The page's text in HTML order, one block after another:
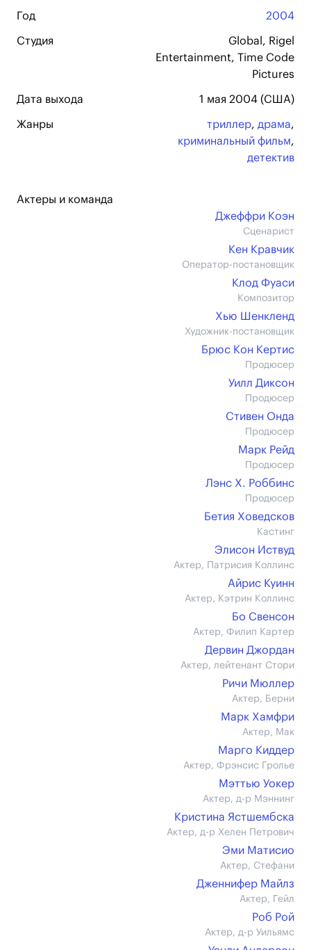
Год 2004
Студия
Global, Rigel
Entertainment, Time Code
Pictures
Дата выхода 1 мая 2004 (США)
Жанры триллер, драма,
криминальный фильм,
детектив
Актеры и команда
Джеффри Коэн
Сценарист
Кен Кравчик
Оператор-постановщик
Клод Фуаси
Композитор
Хью Шенкленд
Художник-постановщик
Брюс Кон Кертис
Продюсер
Уилл Диксон
Продюсер
Стивен Онда
Продюсер
Марк Рейд
Продюсер
Лэнс Х. Роббинс
Продюсер
Бетия Ховедсков
Кастинг
Элисон Иствуд
Актер, Патрисия Коллинс
Айрис Куинн
Актер, Кэтрин Коллинс
Бо Свенсон
Актер, Филип Картер
Дервин Джордан
Актер, лейтенант Стори
Ричи Мюллер
Актер, Берни
Марк Хамфри
Актер, Мак
Марго Киддер
Актер, Фрэнсис Гролье
Мэттью Уокер
Актер, д-р Мэннинг
Кристина Ястшембска
Актер, д-р Хелен Петрович
Эми Матисио
Актер, Стефани
Дженнифер Майлз
Актер, Гейл
Роб Рой
Актер, д-р Уильямс